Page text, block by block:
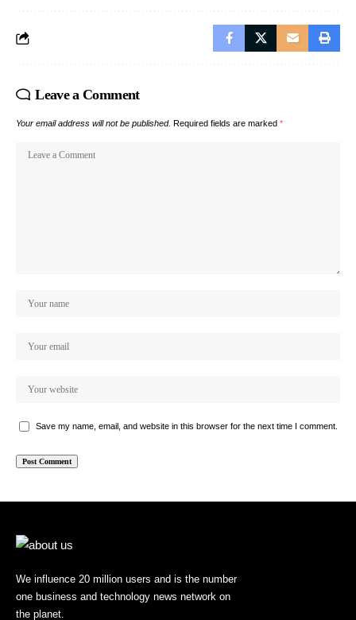
Leave a Comment
Your email address will not be published. Required fields are marked *
Save my name, email, and website in this browser for the next time I comment.
We influence 20 million users and is the number
one business and technology news network on
the planet.